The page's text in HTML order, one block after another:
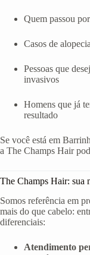
Quem passou
Casos de
Pessoas que
invasivos
Homens que já
resultado
Se você está em
a The Champs Hair
The Champs Hair: sua
Somos referência em
mais do que cabelo:
diferenciais:
Atendimento